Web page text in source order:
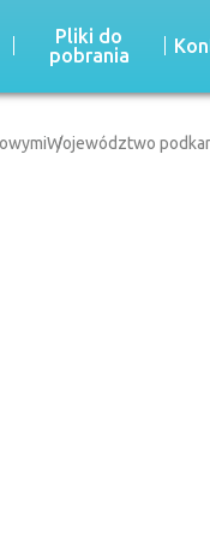
Pliki do
pobrania
Województwo